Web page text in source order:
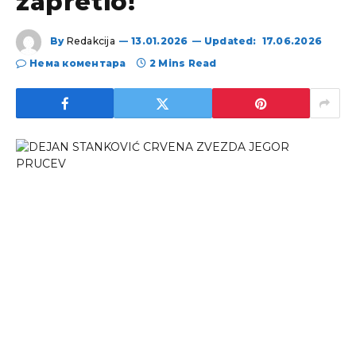
By Redakcija 13.01.2026 Updated: 17.06.2026
Нема коментара
2 Mins Read